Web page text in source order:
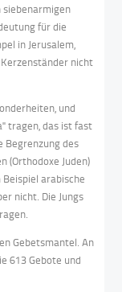
siebenarmigen
für die
in Jerusalem,
nicht
und
tragen, das ist fast
Begrenzung des
(Orthodoxe Juden)
arabische
nicht. Die Jungs
Gebetsmantel. An
613 Gebote und